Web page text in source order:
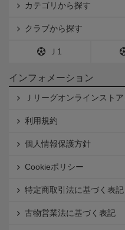
カテゴリから探す
クラブから探す
Ｊ1
インフォメーション
Ｊリーグオンラインスト
利用規約
個人情報保護方針
Cookieポリシー
特定商取引法に基づく表記
古物営業法に基づく表記